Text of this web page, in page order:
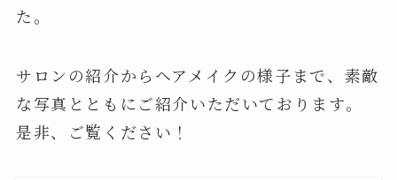
た。
サロンの紹介からヘアメイクの様子まで、素敵
な写真とともにご紹介いただいております。
是非、ご覧ください！